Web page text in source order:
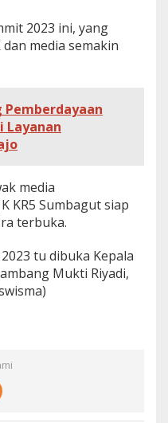
2023 ini, yang
media semakin
Pemberdayaan
Layanan
media
KR5 Sumbagut siap
terbuka.
tu dibuka Kepala
Mukti Riyadi,